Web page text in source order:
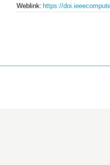
Weblink: https://